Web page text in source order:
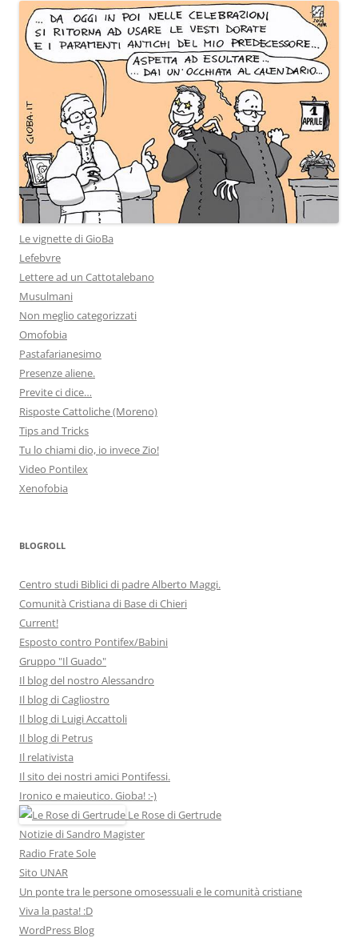
Le vignette di GioBa
Lefebvre
Lettere ad un Cattotalebano
Musulmani
Non meglio categorizzati
Omofobia
Pastafarianesimo
Presenze aliene.
Previte ci dice…
Risposte Cattoliche (Moreno)
Tips and Tricks
Tu lo chiami dio, io invece Zio!
Video Pontilex
Xenofobia
BLOGROLL
Centro studi Biblici di padre Alberto Maggi.
Comunità Cristiana di Base di Chieri
Current!
Esposto contro Pontifex/Babini
Gruppo "Il Guado"
Il blog del nostro Alessandro
Il blog di Cagliostro
Il blog di Luigi Accattoli
Il blog di Petrus
Il relativista
Il sito dei nostri amici Pontifessi.
Ironico e maieutico. Gioba! :-)
Le Rose di Gertrude
Notizie di Sandro Magister
Radio Frate Sole
Sito UNAR
Un ponte tra le persone omosessuali e le comunità cristiane
Viva la pasta! :D
WordPress Blog